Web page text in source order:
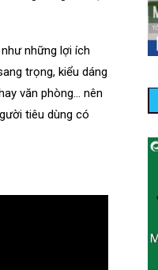
những lợi ích
trọng, kiểu dáng
văn phòng… nên
tiêu dùng có